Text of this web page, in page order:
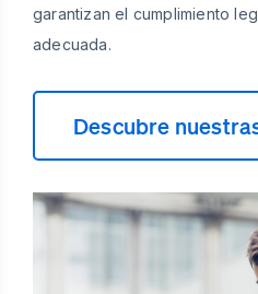
garantizan el cumplimiento
adecuada.
Descubre